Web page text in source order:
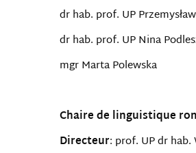
dr hab. prof. UP
dr hab. prof. UP Nina
mgr Marta Polewska
Chairede linguistique
Directeur: prof. UP dr